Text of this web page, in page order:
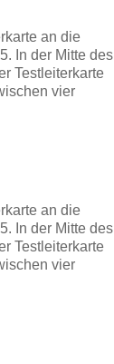
an die
In der Mitte des
Testleiterkarte
vier
an die
In der Mitte des
Testleiterkarte
vier